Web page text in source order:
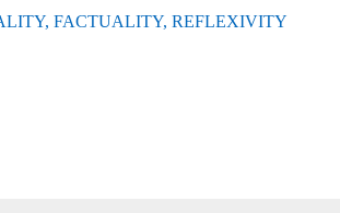
FACTUALITY, REFLEXIVITY